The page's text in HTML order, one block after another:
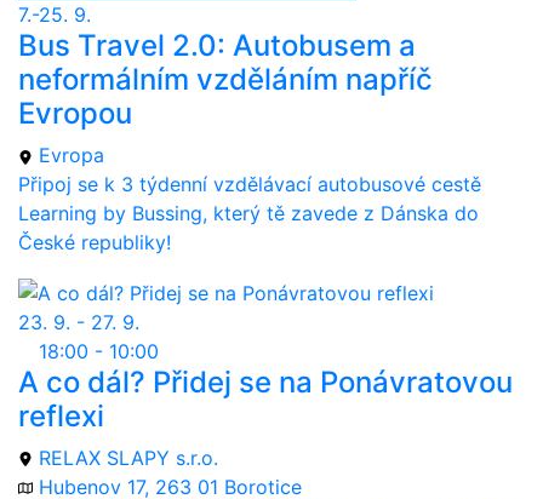
7.-25. 9.
Bus Travel 2.0: Autobusem a
neformálním vzděláním napříč
Evropou
Evropa
Připoj se k 3 týdenní vzdělávací autobusové cestě
Learning by Bussing, který tě zavede z Dánska do
České republiky!
23. 9. - 27. 9.
18:00 - 10:00
A co dál? Přidej se na Ponávratovou
reflexi
RELAX SLAPY s.r.o.
Hubenov 17, 263 01 Borotice